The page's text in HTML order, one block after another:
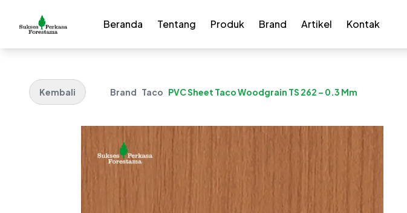
Beranda Tentang Produk Brand Artikel Kontak
Kembali Brand Taco PVC Sheet Taco Woodgrain TS 262 – 0.3 Mm